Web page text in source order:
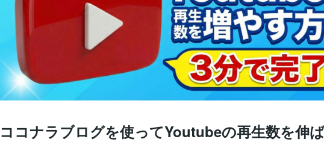
ココナラブログを使ってYoutubeの再生数を伸